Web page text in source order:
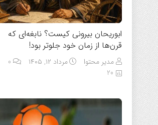
ابوریحان بیرونی کیست؟ نابغه‌ای که
قرن‌ها از زمان خود جلوتر بود!
مدیر محتوا مرداد ۱۲, ۱۴۰۵
20